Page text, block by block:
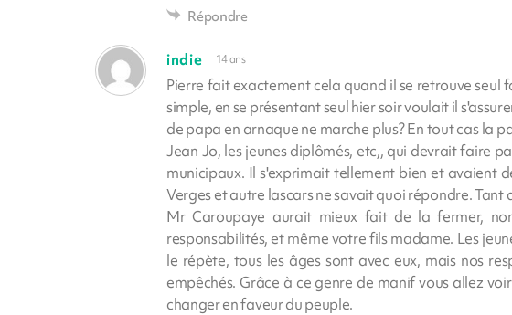
Répondre
indie 14 ans
Pierre fait exactement cela quand il se retrouve seul
simple, en se présentant seul hier soir voulait il
de papa en arnaque ne marche plus? En tout cas la
Jean Jo, les jeunes diplômés, etc,, qui devrait faire
municipaux. Il s'exprimait tellement bien et avaient
Verges et autre lascars ne savait quoi répondre.
Mr Caroupaye aurait mieux fait de la fermer,
responsabilités, et même votre fils madame. Les
le répète, tous les âges sont avec eux, mais nos
empêchés. Grâce à ce genre de manif vous allez
changer en faveur du peuple.